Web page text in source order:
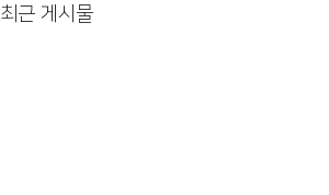
최근 게시물